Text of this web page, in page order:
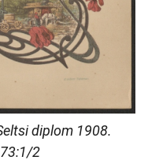
diplom 1908.
2